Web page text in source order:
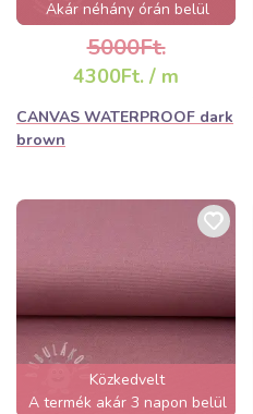
Akár néhány órán belül
elfogyhat!
5000Ft.
4300Ft. / m
CANVAS WATERPROOF dark
brown
Közkedvelt
A termék akár 3 napon belül